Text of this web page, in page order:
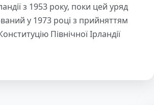
з 1953 року, поки цей уряд
у 1973 році з прийняттям
Північної Ірландії